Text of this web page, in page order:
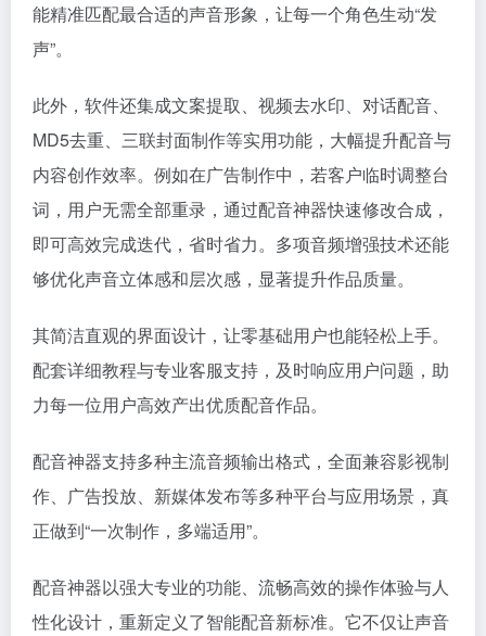
能精准匹配最合适的声音形象，让每一个角色生动“发
声”。
此外，软件还集成文案提取、视频去水印、对话配音、
MD5去重、三联封面制作等实用功能，大幅提升配音与
内容创作效率。例如在广告制作中，若客户临时调整台
词，用户无需全部重录，通过配音神器快速修改合成，
即可高效完成迭代，省时省力。多项音频增强技术还能
够优化声音立体感和层次感，显著提升作品质量。
其简洁直观的界面设计，让零基础用户也能轻松上手。
配套详细教程与专业客服支持，及时响应用户问题，助
力每一位用户高效产出优质配音作品。
配音神器支持多种主流音频输出格式，全面兼容影视制
作、广告投放、新媒体发布等多种平台与应用场景，真
正做到“一次制作，多端适用”。
配音神器以强大专业的功能、流畅高效的操作体验与人
性化设计，重新定义了智能配音新标准。它不仅让声音